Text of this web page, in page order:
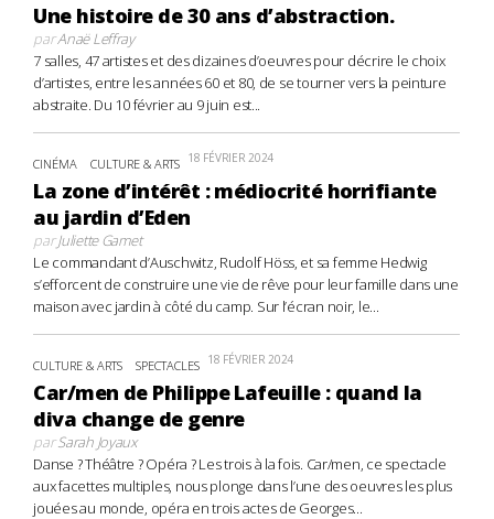
Une histoire de 30 ans d’abstraction.
parAnaë Leffray
7 salles, 47 artistes et des dizaines d’oeuvres pour décrire le choix
d’artistes, entre les années 60 et 80, de se tourner vers la peinture
abstraite. Du 10 février au 9 juin est...
CINÉMA CULTURE & ARTS 18 FÉVRIER 2024
La zone d’intérêt : médiocrité horrifiante
au jardin d’Eden
parJuliette Gamet
Le commandant d’Auschwitz, Rudolf Höss, et sa femme Hedwig
s’efforcent de construire une vie de rêve pour leur famille dans une
maison avec jardin à côté du camp. Sur l’écran noir, le...
CULTURE & ARTS SPECTACLES 18 FÉVRIER 2024
Car/men de Philippe Lafeuille : quand la
diva change de genre
parSarah Joyaux
Danse ? Théâtre ? Opéra ? Les trois à la fois. Car/men, ce spectacle
aux facettes multiples, nous plonge dans l’une des oeuvres les plus
jouées au monde, opéra en trois actes de Georges...